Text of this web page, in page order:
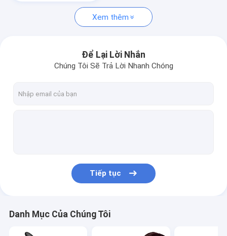
Xem thêm
Để Lại Lời Nhắn
Chúng Tôi Sẽ Trả Lời Nhanh Chóng
Tiếp tục
Danh Mục Của Chúng Tôi